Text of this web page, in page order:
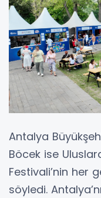
Antalya
Böcek ise
Festivali’nin her
söyledi.